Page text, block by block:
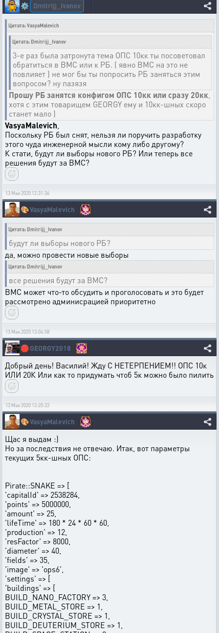
⚙️ Dmitrijj_Ivanov
Цитата: VasyaMalevich
Цитата: Dmitrijj_Ivanov
3-е раз была затронута тема ОПС 10кк ты посоветовал
обратиться в ВМС или к РБ. ( явно ВМС на это не
повлияет ) не мог бы ты попросить РБ заняться этим
вопросом? ну пазязя
Прошу РБ занятся конфигом ОПС 10кк или сразу 20кк
хотя с этим товарищем GEORGY ему и 10кк-шных скоро
станет мало )
VasyaMalevich
Поскольку РБ был снят, нельзя ли поручить разработку
этого чуда инженерной мысли кому либо другому?
К стати, будут ли выборы нового РБ? Или теперь все
решения будут за ВМС?
13 Мая 2020 12:31:36
🎨VasyaMalevich
Цитата: Dmitrijj_Ivanov
будут ли выборы нового РБ?
да, можно провести новые выборы
Цитата: Dmitrijj_Ivanov
все решения будут за ВМС?
ВМС может что-то обсудить и проголосовать и это будет
рассмотрено админисрацией приоритетно
13 Мая 2020 13:04:58
🛑GEORGY2018
Добрый день! Василий! Жду С НЕТЕРПЕНИЕМ!! ОПС 10к
ИЛИ 20К Или как то придумать чтоб 5к можно было пилить
13 Мая 2020 13:20:33
🎨VasyaMalevich
Щас я выдам :)
Но за последствия не отвечаю. Итак, вот параметры
текущих 5кк-шных ОПС:
Pirate::SNAKE => [
'capitalId' => 2538284,
'points' => 5000000,
'amount' => 25,
'lifeTime' => 180 * 24 * 60 * 60,
'production' => 12,
'resFactor' => 8000,
'diameter' => 40,
'fields' => 35,
'image' => 'ops6',
'settings' => [
'buildings' => [
BUILD_NANO_FACTORY => 3,
BUILD_METAL_STORE => 1,
BUILD_CRYSTAL_STORE => 1,
BUILD_DEUTERIUM_STORE => 1,